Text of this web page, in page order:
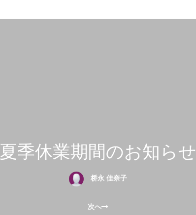
夏季休業期間のお知らせ
桥永 佳奈子
次へ